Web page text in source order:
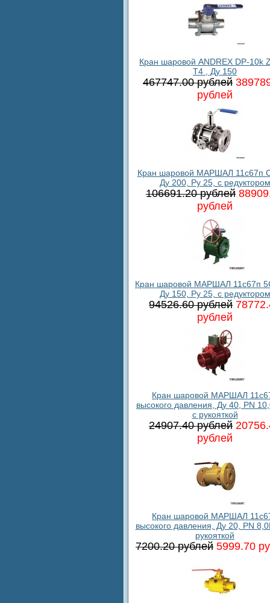
Кран шаровой ANDREX DP-10k
T4 , Ду 150
467747.00 рублей
рублей
Кран шаровой МАРШАЛ 11с67п
Ду 200, Ру 25, с редуктором
106691.20 рублей
рублей
Кран шаровой МАРШАЛ 11с67п
Ду 150, Ру 25, с редуктором
94526.60 рублей
рублей
Кран шаровой МАРШАЛ
высокого давления, Ду 40, PN
с рукояткой
24907.40 рублей
рублей
Кран шаровой МАРШАЛ
высокого давления, Ду 20, PN
рукояткой
7200.20 рублей 5999.70